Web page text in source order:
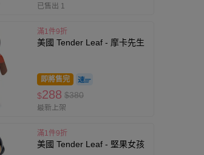
已售出 1
滿1件9折
美國 Tender Leaf - 摩卡先生
即將售完
$288 $380
最新上架
滿1件9折
美國 Tender Leaf - 堅果女孩